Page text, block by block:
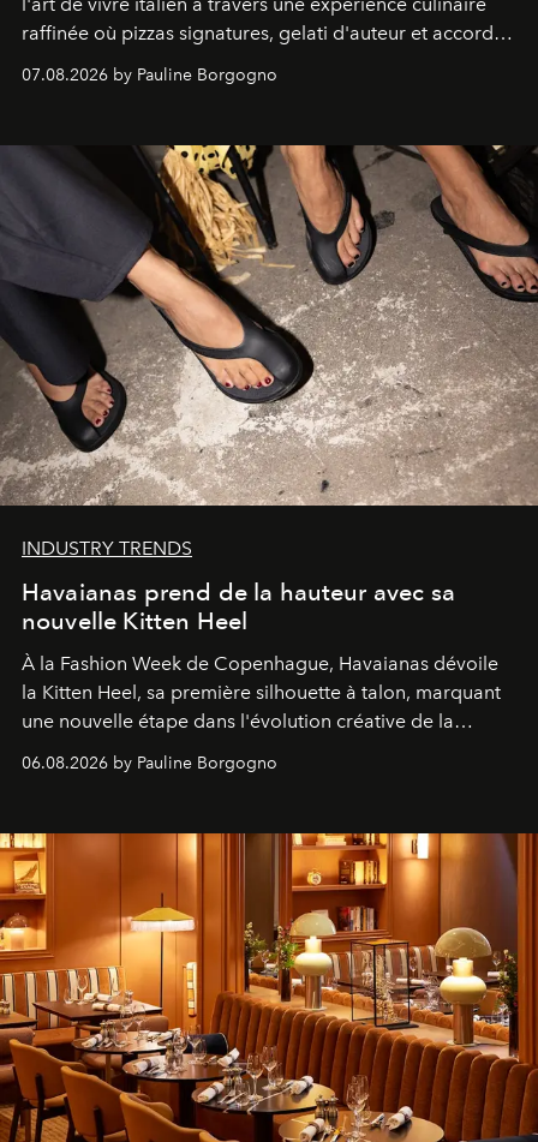
raffinée où pizzas signatures, gelati d'auteur et accords
d'exception composent un véritable voyage sensoriel.
07.08.2026 by Pauline Borgogno
INDUSTRY TRENDS
Havaianas prend de la hauteur avec sa
nouvelle Kitten Heel
À la Fashion Week de Copenhague, Havaianas dévoile
la Kitten Heel, sa première silhouette à talon, marquant
une nouvelle étape dans l'évolution créative de la
06.08.2026 by Pauline Borgogno